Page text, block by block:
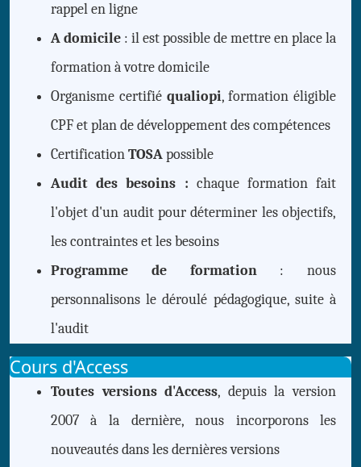
rappel en ligne
A domicile: il est possible de mettre en place la
formation à votre domicile
Organisme certifié qualiopi, formation éligible
CPF et plan de développement des compétences
CertificationTOSApossible
Audit des besoins : chaque formation fait
l'objet d'un audit pour déterminer les objectifs,
les contraintes et les besoins
Programme de formation: nous
personnalisons le déroulé pédagogique, suite à
l'audit
Cours d'Access
Toutes versions d'Access, depuis la version
2007 à la dernière, nous incorporons les
nouveautés dans les dernières versions